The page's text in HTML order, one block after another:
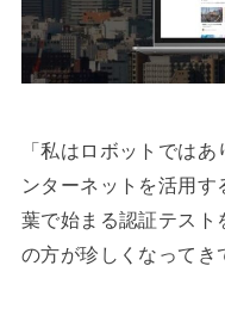
「私はロボットでは
ンターネットを活用
葉で始まる認証テスト
の方が珍しくなってき